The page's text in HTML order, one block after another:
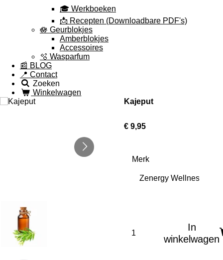
🎓 Werkboeken
📩 Recepten (Downloadbare PDF's)
🪷 Geurblokjes
Amberblokjes
Accessoires
🫧 Wasparfum
📰 BLOG
📍 Contact
Zoeken
Winkelwagen
Kajeput
€ 9,95
Merk
In
winkelwagen